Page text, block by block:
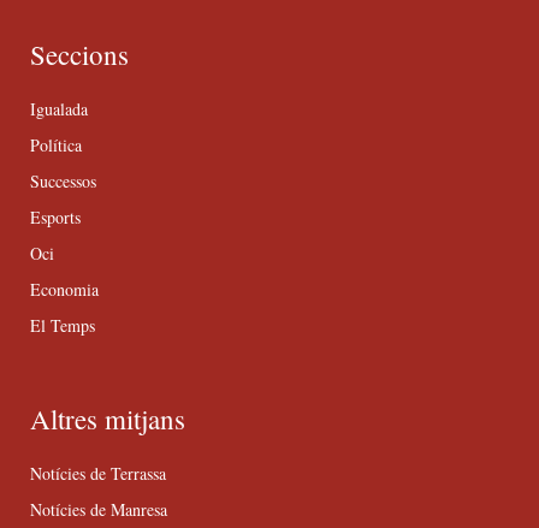
Seccions
Igualada
Política
Successos
Esports
Oci
Economia
El Temps
Altres mitjans
Notícies de Terrassa
Notícies de Manresa